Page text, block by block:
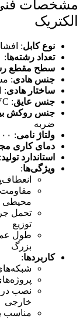
الکتریک
نوع کابل:
تعداد رشته‌ها: ۱ رشته
سطح مقطع
جنس هادی:
ساختار هادی:
جنس عایق: PVC مقاوم در برابر حرارت و رطوبت
جنس روکش
ضربه
ولتاژ نامی: ۶۰۰/۱۰۰۰ ولت
دمای کاری
استاندارد تولید: ISIRI 607 و IEC 60227
ویژگی‌ها:
مقاومت
محیطی
تحمل
توزیع
طول
بزرگ
کاربردها:
نصب در
خارجی
مناسب